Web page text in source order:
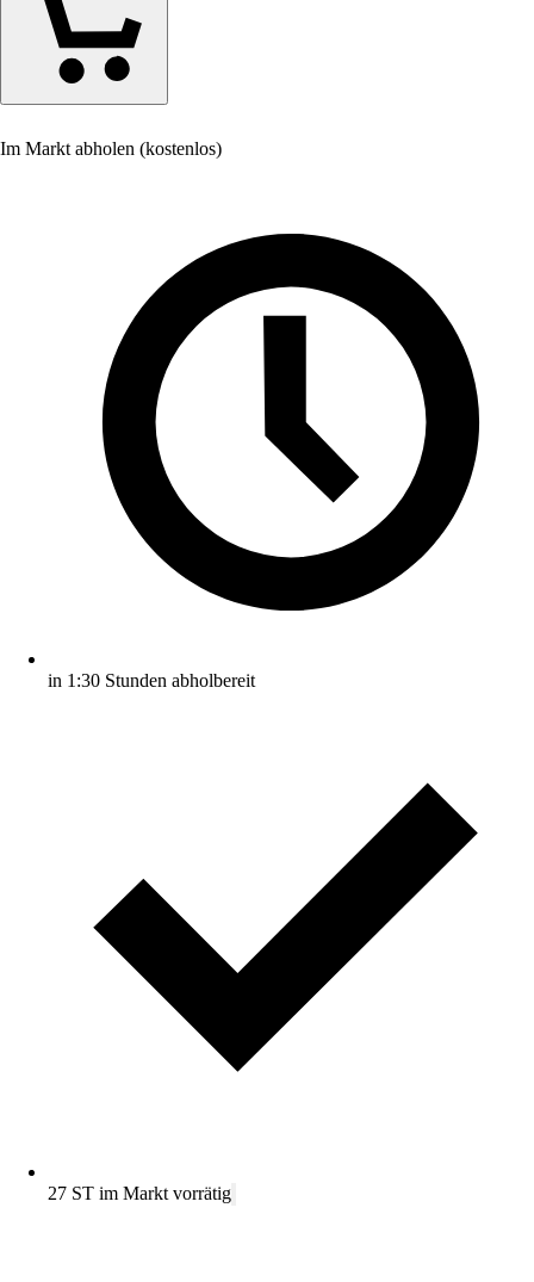
Im Markt abholen (kostenlos)
in 1:30 Stunden abholbereit
27 ST im Markt vorrätig